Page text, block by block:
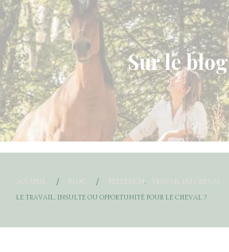
Sur le blog
ACCUEIL BLOG RÉFLEXION , TRAVAIL DU CHEVAL
LE TRAVAIL. INSULTE OU OPPORTUNITÉ POUR LE CHEVAL ?